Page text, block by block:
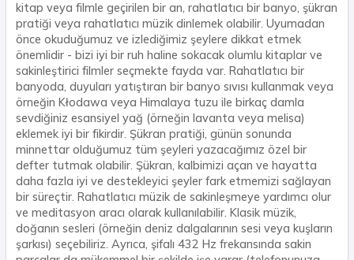
kitap veya filmle geçirilen bir an, rahatlatıcı bir banyo, şükran
pratiği veya rahatlatıcı müzik dinlemek olabilir. Uyumadan
önce okuduğumuz ve izlediğimiz şeylere dikkat etmek
önemlidir - bizi iyi bir ruh haline sokacak olumlu kitaplar ve
sakinleştirici filmler seçmekte fayda var. Rahatlatıcı bir
banyoda, duyuları yatıştıran bir banyo sıvısı kullanmak veya
örneğin Kłodawa veya Himalaya tuzu ile birkaç damla
sevdiğiniz esansiyel yağ (örneğin lavanta veya melisa)
eklemek iyi bir fikirdir. Şükran pratiği, günün sonunda
minnettar olduğumuz tüm şeyleri yazacağımız özel bir
defter tutmak olabilir. Şükran, kalbimizi açan ve hayatta
daha fazla iyi ve destekleyici şeyler fark etmemizi sağlayan
bir süreçtir. Rahatlatıcı müzik de sakinleşmeye yardımcı olur
ve meditasyon aracı olarak kullanılabilir. Klasik müzik,
doğanın sesleri (örneğin deniz dalgalarının sesi veya kuşların
şarkısı) seçebiliriz. Ayrıca, şifalı 432 Hz frekansında sakin